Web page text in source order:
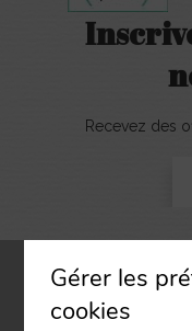
Recevez des
Gérer les
cookies